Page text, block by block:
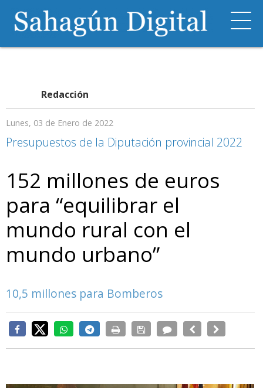
Redacción
Lunes, 03 de Enero de 2022
Presupuestos de la Diputación provincial 2022
152 millones de euros
para “equilibrar el
mundo rural con el
mundo urbano”
10,5 millones para Bomberos